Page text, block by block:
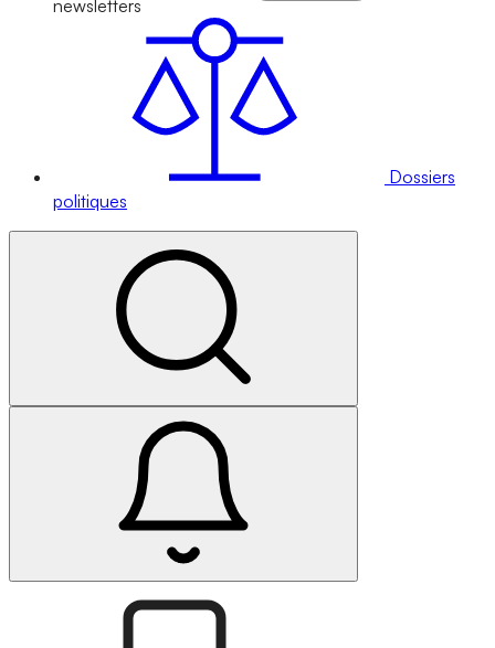
newsletters
Dossiers
politiques